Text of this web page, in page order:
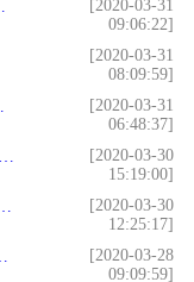
[2020-03-31
09:06:22]
[2020-03-31
08:09:59]
[2020-03-31
06:48:37]
[2020-03-30
15:19:00]
[2020-03-30
12:25:17]
[2020-03-28
09:09:59]